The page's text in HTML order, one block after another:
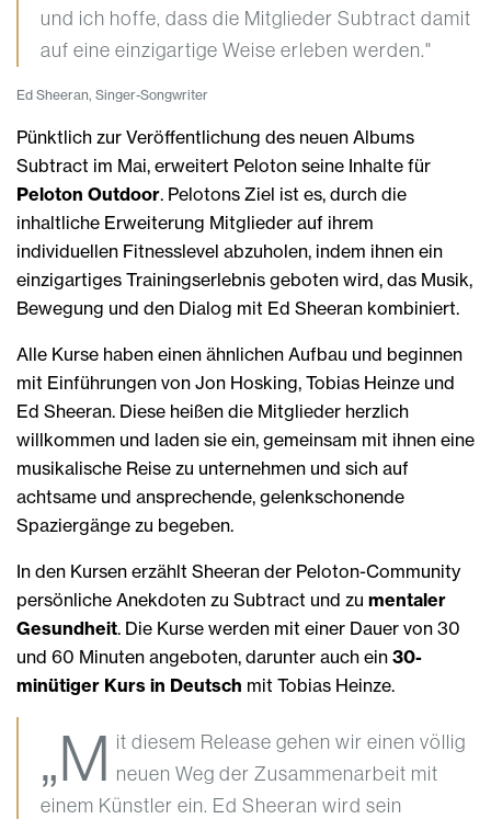
und ich hoffe, dass die Mitglieder Subtract damit
auf eine einzigartige Weise erleben werden."
Ed Sheeran, Singer-Songwriter
Pünktlich zur Veröffentlichung des neuen Albums
Subtract im Mai, erweitert Peloton seine Inhalte für
Peloton Outdoor. Pelotons Ziel ist es, durch die
inhaltliche Erweiterung Mitglieder auf ihrem
individuellen Fitnesslevel abzuholen, indem ihnen ein
einzigartiges Trainingserlebnis geboten wird, das Musik,
Bewegung und den Dialog mit Ed Sheeran kombiniert.
Alle Kurse haben einen ähnlichen Aufbau und beginnen
mit Einführungen von Jon Hosking, Tobias Heinze und
Ed Sheeran. Diese heißen die Mitglieder herzlich
willkommen und laden sie ein, gemeinsam mit ihnen eine
musikalische Reise zu unternehmen und sich auf
achtsame und ansprechende, gelenkschonende
Spaziergänge zu begeben.
In den Kursen erzählt Sheeran der Peloton-Community
persönliche Anekdoten zu Subtract und zu mentaler
Gesundheit. Die Kurse werden mit einer Dauer von 30
und 60 Minuten angeboten, darunter auch ein 30-
minütiger Kurs in Deutsch mit Tobias Heinze.
„M it diesem Release gehen wir einen völlig
neuen Weg der Zusammenarbeit mit
einem Künstler ein. Ed Sheeran wird sein